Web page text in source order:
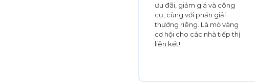
ưu đãi, giảm giá và công
cụ, cùng với phần giải
thưởng riêng. Là mỏ vàng
cơ hội cho các nhà tiếp thị
liên kết!